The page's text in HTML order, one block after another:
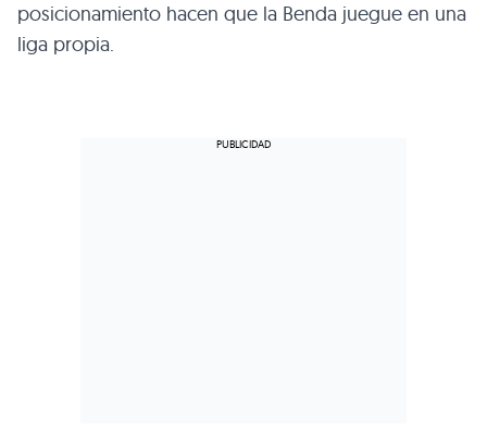
posicionamiento hacen que la Benda juegue en una
liga propia.